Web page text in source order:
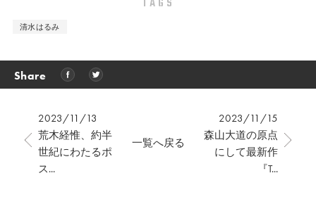
清水はるみ
Share
2023/11/13
荒木経惟、約半
世紀にわたるポ
ス...
2023/11/15
森山大道の原点
にして最新作
『T...
一覧へ戻る